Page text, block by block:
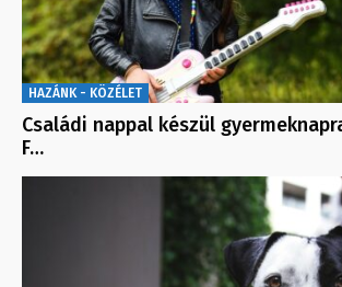
HAZÁNK - KÖZÉLET
Családi nappal készül
F…